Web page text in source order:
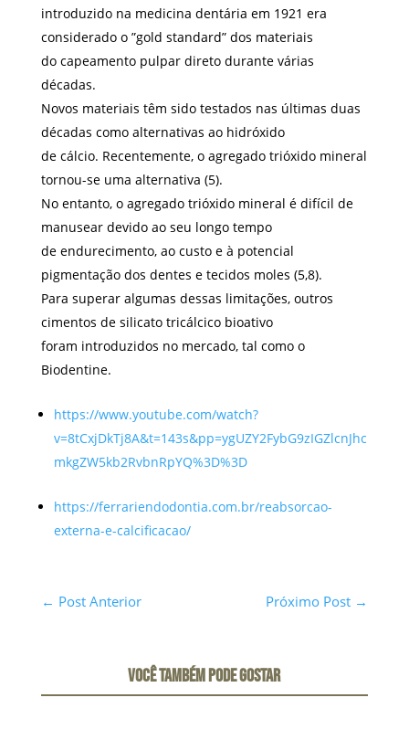
introduzido na medicina dentária em 1921 era
considerado o ”gold standard” dos materiais
do capeamento pulpar direto durante várias
décadas.
Novos materiais têm sido testados nas últimas duas
décadas como alternativas ao hidróxido
de cálcio. Recentemente, o agregado trióxido mineral
tornou-se uma alternativa (5).
No entanto, o agregado trióxido mineral é difícil de
manusear devido ao seu longo tempo
de endurecimento, ao custo e à potencial
pigmentação dos dentes e tecidos moles (5,8).
Para superar algumas dessas limitações, outros
cimentos de silicato tricálcico bioativo
foram introduzidos no mercado, tal como o
Biodentine.
https://www.youtube.com/watch?
v=8tCxjDkTj8A&t=143s&pp=ygUZY2FybG9zIGZlcnJhc
mkgZW5kb2RvbnRpYQ%3D%3D
https://ferrariendodontia.com.br/reabsorcao-
externa-e-calcificacao/
← Post Anterior Próximo Post →
VOCÊ TAMBÉM PODE GOSTAR